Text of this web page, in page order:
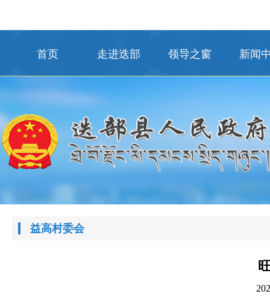
首页 走进迭部 领导之窗 新闻
益高村委会